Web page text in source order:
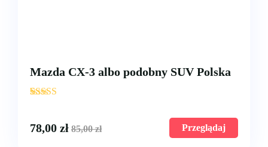
Mazda CX-3 albo podobny SUV Polska
'
78,00 zł 85,00zł Przeglądaj